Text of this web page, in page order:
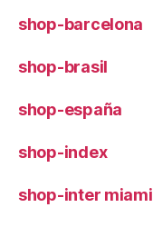
shop-barcelona
shop-brasil
shop-españa
shop-index
shop-inter miami